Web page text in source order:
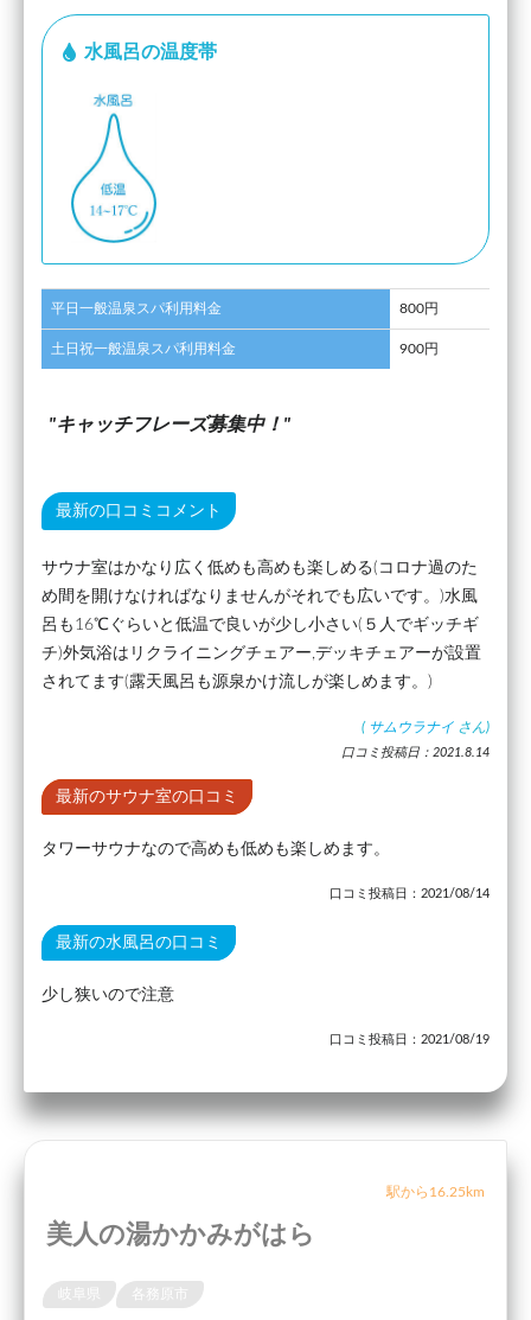
水風呂の温度帯
平日一般温泉スパ利用料金 800円
土日祝一般温泉スパ利用料金 900円
キャッチフレーズ募集中！
最新の口コミコメント
サウナ室はかなり広く低めも高めも楽しめる(コロナ過のた
め間を開けなければなりませんがそれでも広いです。)水風
呂も16℃ぐらいと低温で良いが少し小さい(５人でギッチギ
チ)外気浴はリクライニングチェアー,デッキチェアーが設置
されてます(露天風呂も源泉かけ流しが楽しめます。)
( サムウラナイ さん)
口コミ投稿日：2021.8.14
最新のサウナ室の口コミ
タワーサウナなので高めも低めも楽しめます。
口コミ投稿日：2021/08/14
最新の水風呂の口コミ
少し狭いので注意
口コミ投稿日：2021/08/19
駅から16.25km
美人の湯かかみがはら
岐阜県 各務原市